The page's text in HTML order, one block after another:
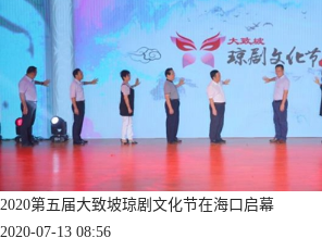
2020第五届大致坡琼剧文化节在海口启幕
2020-07-13 08:56